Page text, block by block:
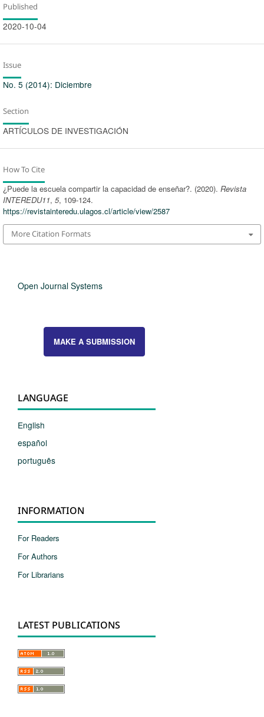
Published
2020-10-04
Issue
No. 5 (2014): Diciembre
Section
ARTÍCULOS DE INVESTIGACIÓN
How To Cite
¿Puede la escuela compartir la capacidad de enseñar?. (2020). Revista
INTEREDU11, 5, 109-124.
https://revistainteredu.ulagos.cl/article/view/2587
More Citation Formats
Open Journal Systems
MAKE A SUBMISSION
LANGUAGE
English
español
português
INFORMATION
For Readers
For Authors
For Librarians
LATEST PUBLICATIONS